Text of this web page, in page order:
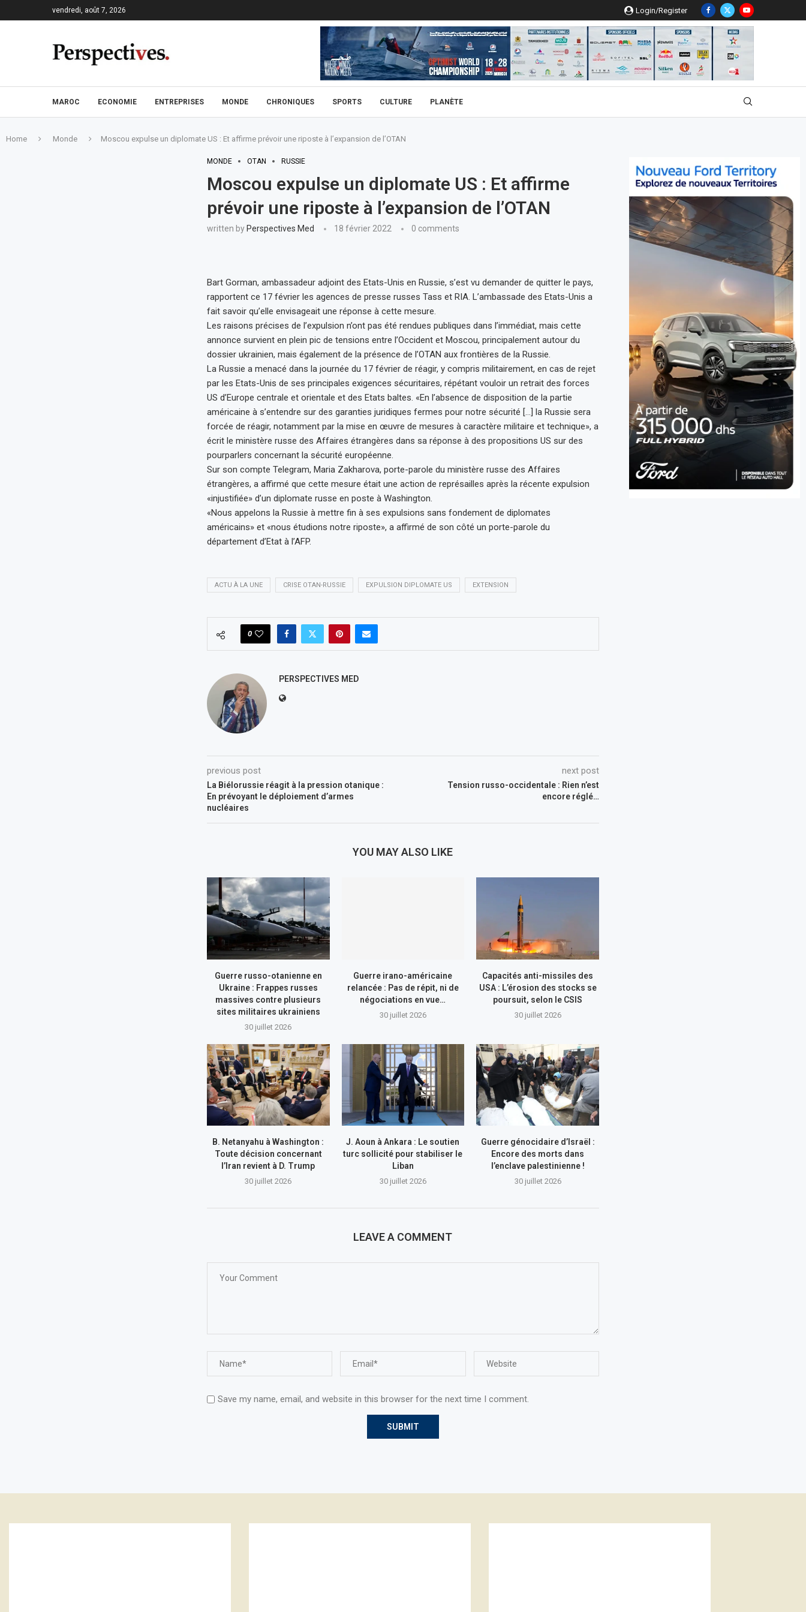
vendredi, août 7, 2026 Login/Register
MAROC ECONOMIE ENTREPRISES MONDE CHRONIQUES SPORTS CULTURE PLANÈTE
Home Monde Moscou expulse un diplomate US : Et affirme prévoir une riposte à l’expansion de l’OTAN
MONDE OTAN RUSSIE
Moscou expulse un diplomate US : Et affirme
prévoir une riposte à l’expansion de l’OTAN
written by Perspectives Med 18 février 2022 0 comments
Bart Gorman, ambassadeur adjoint des Etats-Unis en Russie, s’est vu demander de quitter le pays,
rapportent ce 17 février les agences de presse russes Tass et RIA. L’ambassade des Etats-Unis a
fait savoir qu’elle envisageait une réponse à cette mesure.
Les raisons précises de l’expulsion n’ont pas été rendues publiques dans l’immédiat, mais cette
annonce survient en plein pic de tensions entre l’Occident et Moscou, principalement autour du
dossier ukrainien, mais également de la présence de l’OTAN aux frontières de la Russie.
La Russie a menacé dans la journée du 17 février de réagir, y compris militairement, en cas de rejet
par les Etats-Unis de ses principales exigences sécuritaires, répétant vouloir un retrait des forces
US d’Europe centrale et orientale et des Etats baltes. «En l’absence de disposition de la partie
américaine à s’entendre sur des garanties juridiques fermes pour notre sécurité […] la Russie sera
forcée de réagir, notamment par la mise en œuvre de mesures à caractère militaire et technique», a
écrit le ministère russe des Affaires étrangères dans sa réponse à des propositions US sur des
pourparlers concernant la sécurité européenne.
Sur son compte Telegram, Maria Zakharova, porte-parole du ministère russe des Affaires
étrangères, a affirmé que cette mesure était une action de représailles après la récente expulsion
«injustifiée» d’un diplomate russe en poste à Washington.
«Nous appelons la Russie à mettre fin à ses expulsions sans fondement de diplomates
américains» et «nous étudions notre riposte», a affirmé de son côté un porte-parole du
département d’Etat à l’AFP.
ACTU À LA UNE CRISE OTAN-RUSSIE EXPULSION DIPLOMATE US EXTENSION
0
PERSPECTIVES MED
previous post
La Biélorussie réagit à la pression otanique :
En prévoyant le déploiement d’armes
nucléaires
next post
Tension russo-occidentale : Rien n’est
encore réglé…
YOU MAY ALSO LIKE
Guerre russo-otanienne en
Ukraine : Frappes russes
massives contre plusieurs
sites militaires ukrainiens
30 juillet 2026
Guerre irano-américaine
relancée : Pas de répit, ni de
négociations en vue…
30 juillet 2026
Capacités anti-missiles des
USA : L’érosion des stocks se
poursuit, selon le CSIS
30 juillet 2026
B. Netanyahu à Washington :
Toute décision concernant
l’Iran revient à D. Trump
30 juillet 2026
J. Aoun à Ankara : Le soutien
turc sollicité pour stabiliser le
Liban
30 juillet 2026
Guerre génocidaire d’Israël :
Encore des morts dans
l’enclave palestinienne !
30 juillet 2026
LEAVE A COMMENT
Save my name, email, and website in this browser for the next time I comment.